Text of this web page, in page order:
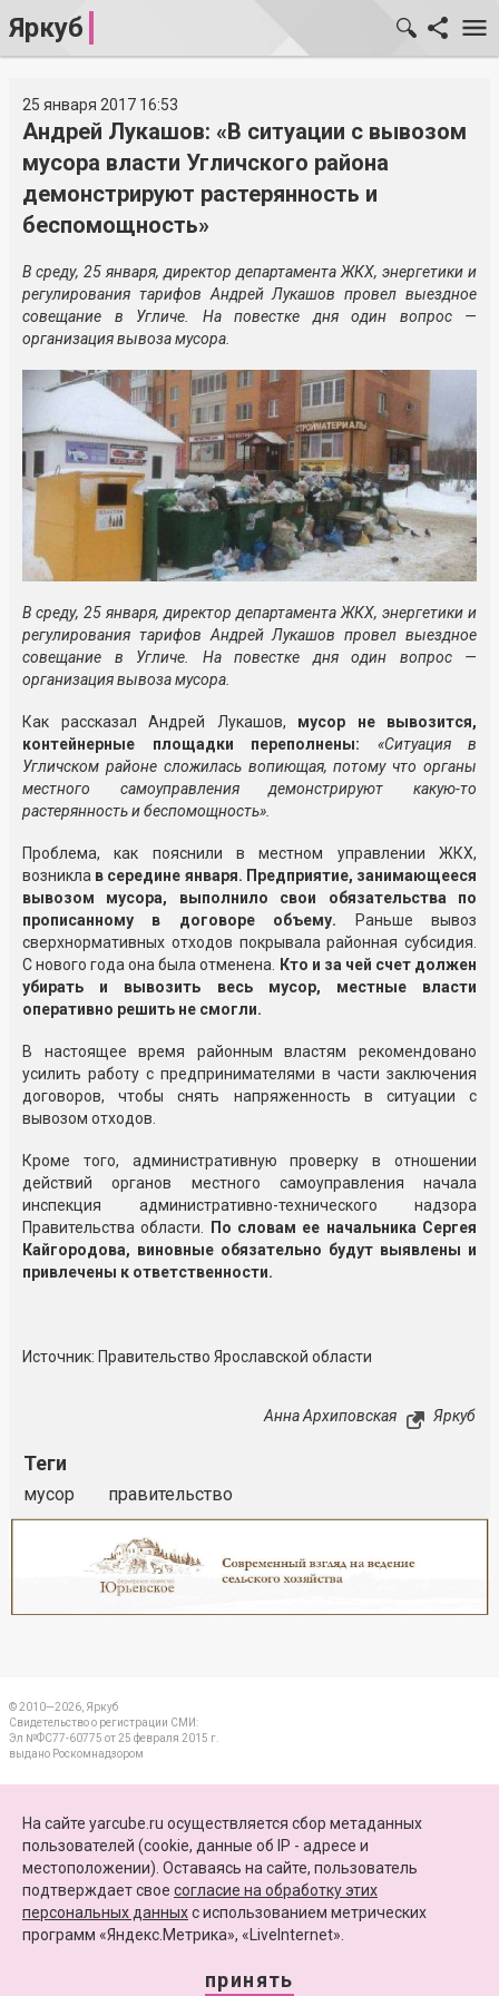
Яркуб
25 января 2017 16:53
Андрей Лукашов: «В ситуации с вывозом
мусора власти Угличского района
демонстрируют растерянность и
беспомощность»
В среду, 25 января, директор департамента ЖКХ, энергетики и
регулирования тарифов Андрей Лукашов провел выездное
совещание в Угличе. На повестке дня один вопрос —
организация вывоза мусора.
В среду, 25 января, директор департамента ЖКХ, энергетики и
регулирования тарифов Андрей Лукашов провел выездное
совещание в Угличе. На повестке дня один вопрос —
организация вывоза мусора.
Как рассказал Андрей Лукашов, мусор не вывозится,
контейнерные площадки переполнены: «Ситуация в
Угличском районе сложилась вопиющая, потому что органы
местного самоуправления демонстрируют какую-то
растерянность и беспомощность».
Проблема, как пояснили в местном управлении ЖКХ,
возникла в середине января. Предприятие, занимающееся
вывозом мусора, выполнило свои обязательства по
прописанному в договоре объему.
Раньше вывоз
сверхнормативных отходов покрывала районная субсидия.
С нового года она была отменена. Кто и за чей счет должен
убирать и вывозить весь мусор, местные власти
оперативно решить не смогли.
В настоящее время районным властям рекомендовано
усилить работу с предпринимателями в части заключения
договоров, чтобы снять напряженность в ситуации с
вывозом отходов.
Кроме того, административную проверку в отношении
действий органов местного самоуправления начала
инспекция административно-технического надзора
Правительства области.
По словам ее начальника Сергея
Кайгородова, виновные обязательно будут выявлены и
привлечены к ответственности.
Источник: Правительство Ярославской области
Анна Архиповская Яркуб
Теги
мусор правительство
© 2010—2026, Яркуб
Свидетельство о регистрации СМИ:
Эл №ФС77-60775 от 25 февраля 2015 г.
выдано Роскомнадзором
ПАРТНЕРЫ
КАРТА САЙТА
+7 (4852) 64-15-52
Сайт функционирует при финансовой поддержке Министерства цифрового развития,
На сайте yarcube.ru осуществляется сбор метаданных
пользователей (cookie, данные об IP - адресе и
местоположении). Оставаясь на сайте, пользователь
подтверждает свое согласие на обработку этих
персональных данныхc использованием метрических
программ «Яндекс.Метрика», «LiveInternet».
принять